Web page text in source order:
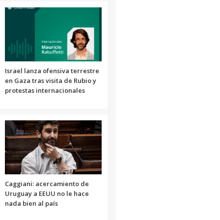
disminuir
el
volumen.
Israel lanza ofensiva terrestre
en Gaza tras visita de Rubio y
protestas internacionales
Caggiani: acercamiento de
Uruguay a EEUU no le hace
nada bien al país